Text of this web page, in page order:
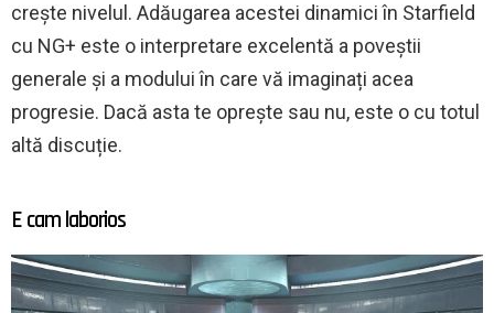
crește nivelul. Adăugarea acestei dinamici în Starfield
cu NG+ este o interpretare excelentă a poveștii
generale și a modului în care vă imaginați acea
progresie. Dacă asta te oprește sau nu, este o cu totul
altă discuție.
E cam laborios